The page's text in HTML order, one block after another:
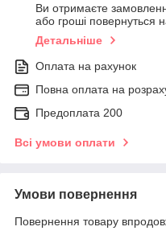
Ви отримаєте
або гроші повернуться
Детальніше
Оплата на рахунок
Повна оплата на
Предоплата 200
Всі умови оплати
Умови повернення
Повернення товару